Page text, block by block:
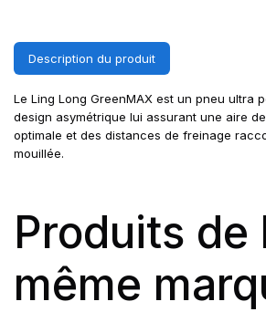
Description du produit
Le Ling Long GreenMAX est un pneu ultra
design asymétrique lui assurant une aire
optimale et des distances de freinage
mouillée.
Produits de
même